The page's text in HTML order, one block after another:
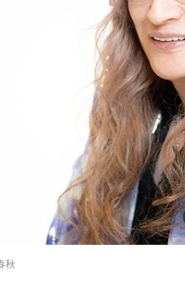
ったからと言って…」サッカー日
秋